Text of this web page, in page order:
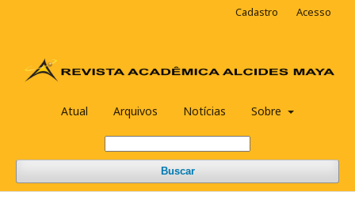
Atual Arquivos Notícias Sobre
Buscar
Cadastro Acesso